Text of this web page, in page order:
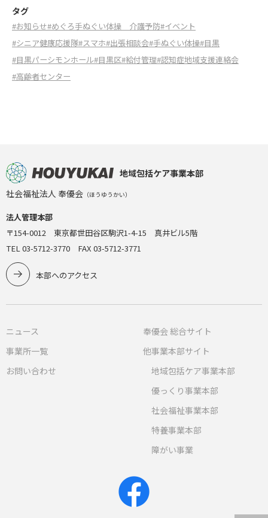
タグ
#お知らせ#めぐろ手ぬぐい体操 介護予防#イベント
#シニア健康応援隊#スマホ#出張相談会#手ぬぐい体操#目黒
#目黒パーシモンホール#目黒区#給付管理#認知症地域支援連絡会
#高齢者センター
地域包括ケア事業本部
社会福祉法人 奉優会 （ほうゆうかい）
法人管理本部
〒154-0012 東京都世田谷区駒沢1-4-15 真井ビル5階
TEL 03-5712-3770 FAX 03-5712-3771
本部へのアクセス
ニュース
事業所一覧
お問い合わせ
奉優会 総合サイト
他事業本部サイト
地域包括ケア事業本部
優っくり事業本部
社会福祉事業本部
特養事業本部
障がい事業